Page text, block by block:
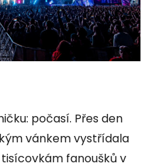
počasí. Přes den
vánkem vystřídala
fanoušků v